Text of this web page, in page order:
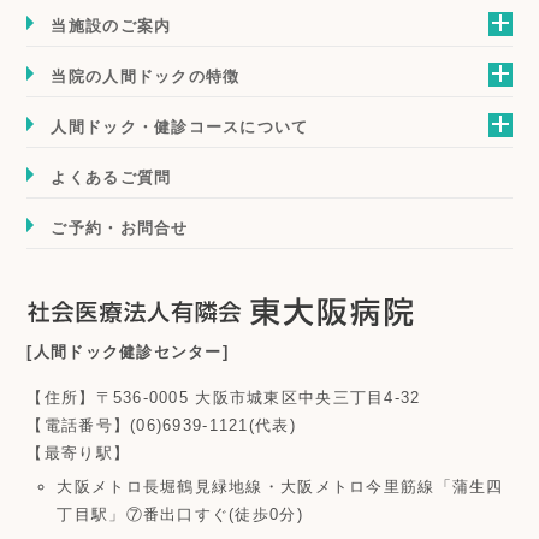
当施設のご案内
当院の人間ドックの特徴
人間ドック・健診コースについて
よくあるご質問
ご予約・お問合せ
[人間ドック健診センター]
【住所】〒536-0005 大阪市城東区中央三丁目4-32
【電話番号】(06)6939-1121(代表)
【最寄り駅】
大阪メトロ長堀鶴見緑地線・大阪メトロ今里筋線「蒲生四
丁目駅」⑦番出口すぐ(徒歩0分)